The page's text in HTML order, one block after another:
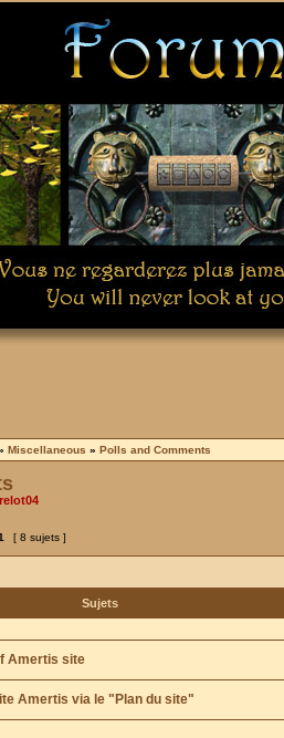
Miscellaneous » Polls and Comments
[ 8 sujets ]
Sujets
Amertis site
Amertis via le "Plan du site"